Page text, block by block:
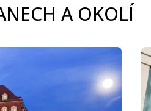
A OKOLÍ